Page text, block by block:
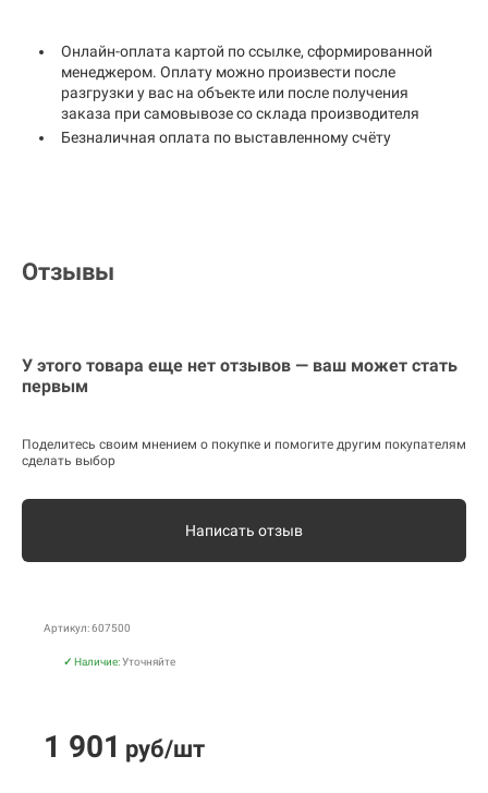
Онлайн-оплата картой по ссылке, сформированной
менеджером. Оплату можно произвести после
разгрузки у вас на объекте или после получения
заказа при самовывозе со склада производителя
Безналичная оплата по выставленному счёту
Отзывы
У этого товара еще нет отзывов — ваш может стать
первым
Поделитесь своим мнением о покупке и помогите другим покупателям
сделать выбор
Написать отзыв
Артикул: 607500
✓ Наличие:Уточняйте
1 901 руб/шт